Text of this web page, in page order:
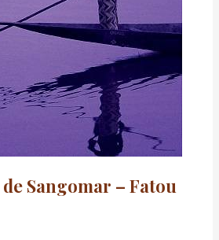
Sangomar – Fatou